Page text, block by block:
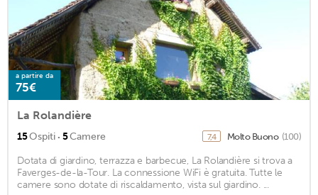
a partire da
75€
La Rolandière
15Ospiti · 5Camere 7,4 Molto Buono (100)
Dotata di giardino, terrazza e barbecue, La Rolandière si trova a
Faverges-de-la-Tour. La connessione WiFi è gratuita. Tutte le
camere sono dotate di riscaldamento, vista sul giardino. ...